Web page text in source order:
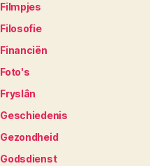
Filmpjes
Filosofie
Financiën
Foto's
Fryslân
Geschiedenis
Gezondheid
Godsdienst